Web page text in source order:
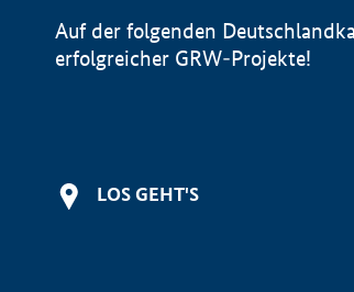
Auf der folgenden
erfolgreicher GRW-Projekte!
LOS GEHT'S